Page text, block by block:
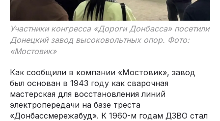
Участники конгресса «Дороги Донбасса» посетили
Донецкий завод высоковольтных опор. Фото:
«Мостовик»
Как сообщили в компании «Мостовик», завод
был основан в 1943 году как сварочная
мастерская для восстановления линий
электропередачи на базе треста
«Донбассмережабуд». К 1960-м годам ДЗВО стал